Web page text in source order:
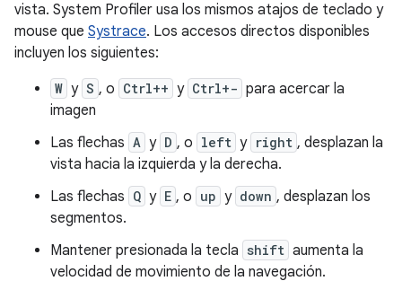
vista. System Profiler usa los mismos atajos de teclado y
mouse que Systrace. Los accesos directos disponibles
incluyen los siguientes:
W y S , o Ctrl++ y Ctrl+- para acercar la
imagen
Las flechas A y D , o left y right , desplazan la
vista hacia la izquierda y la derecha.
Las flechas Q y E , o up y down , desplazan los
segmentos.
Mantener presionada la tecla shift aumenta la
velocidad de movimiento de la navegación.